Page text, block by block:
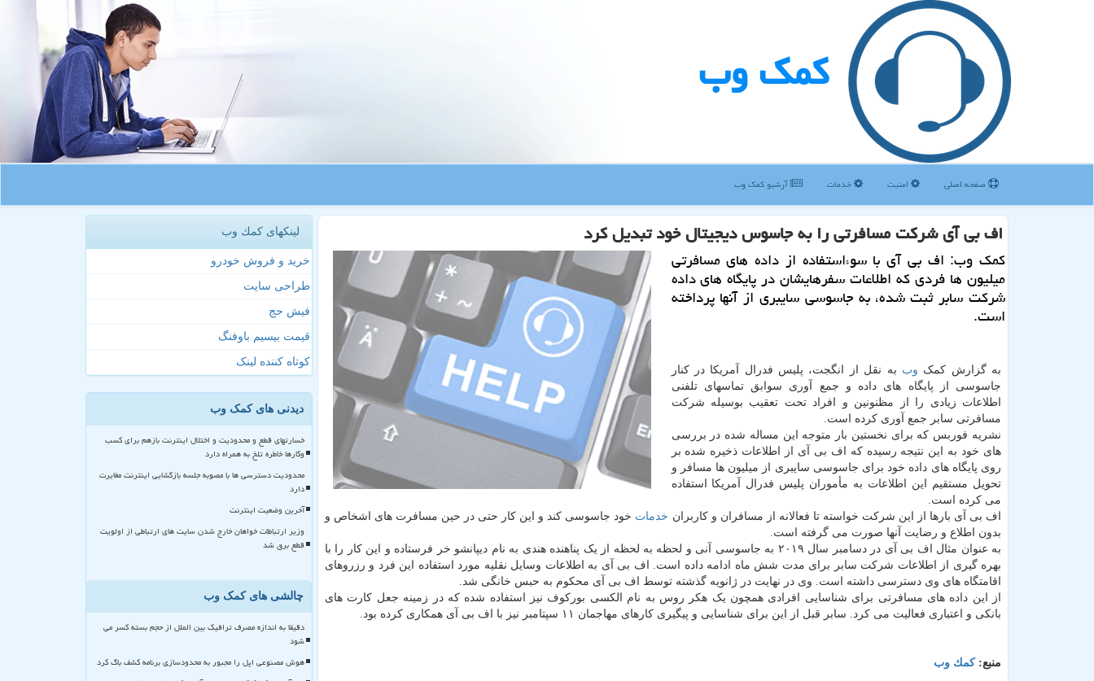
كمك وب
صفحه اصلی امنیت خدمات آرشیو كمك وب
اف بی آی شركت مسافرتی را به جاسوس دیجیتال خود تبدیل كرد
كمك وب: اف بی آی با سوءاستفاده از داده های مسافرتی
میلیون ها فردی كه اطلاعات سفرهایشان در پایگاه های داده
شركت سابر ثبت شده، به جاسوسی سایبری از آنها پرداخته
است.
به گزارش کمک وب به نقل از انگجت، پلیس فدرال آمریکا در کنار
جاسوسی از پایگاه های داده و جمع آوری سوابق تماسهای تلفنی
اطلاعات زیادی را از مظنونین و افراد تحت تعقیب بوسیله شرکت
مسافرتی سابر جمع آوری کرده است.
نشریه فوربس که برای نخستین بار متوجه این مساله شده در بررسی
های خود به این نتیجه رسیده که اف بی آی از اطلاعات ذخیره شده بر
روی پایگاه های داده خود برای جاسوسی سایبری از میلیون ها مسافر و
تحویل مستقیم این اطلاعات به مأموران پلیس فدرال آمریکا استفاده
می کرده است.
اف بی آی بارها از این شرکت خواسته تا فعالانه از مسافران و کاربران خدمات خود جاسوسی کند و این کار حتی در حین مسافرت های اشخاص و
بدون اطلاع و رضایت آنها صورت می گرفته است.
به عنوان مثال اف بی آی در دسامبر سال ۲۰۱۹ به جاسوسی آنی و لحظه به لحظه از یک پناهنده هندی به نام دیپانشو خر فرستاده و این کار را با
بهره گیری از اطلاعات شرکت سابر برای مدت شش ماه ادامه داده است. اف بی آی به اطلاعات وسایل نقلیه مورد استفاده این فرد و رزروهای
اقامتگاه های وی دسترسی داشته است. وی در نهایت در ژانویه گذشته توسط اف بی آی محکوم به حبس خانگی شد.
از این داده های مسافرتی برای شناسایی افرادی همچون یک هکر روس به نام الکسی بورکوف نیز استفاده شده که در زمینه جعل کارت های
بانکی و اعتباری فعالیت می کرد. سابر قبل از این برای شناسایی و پیگیری کارهای مهاجمان ۱۱ سپتامبر نیز با اف بی آی همکاری کرده بود.
منبع:كمك وب
لینکهای كمك وب
خرید و فروش خودرو
طراحی سایت
فیش حج
قیمت بیسیم باوفنگ
کوتاه کننده لینک
دیدنی های کمک وب
خسارتهای قطع و محدودیت و اختلال اینترنت بازهم برای کسب
وکارها خاطره تلخ به همراه دارد
محدودیت دسترسی ها با مصوبه جلسه بازگشایی اینترنت مغایرت
دارد
آخرین وضعیت اینترنت
وزیر ارتباطات خواهان خارج شدن سایت های ارتباطی از اولویت
قطع برق شد
چالشی های کمک وب
دقیقا به اندازه مصرف ترافیک بین الملل از حجم بسته کسر می
شود
هوش مصنوعی اپل را مجبور به محدودسازی برنامه کشف باگ کرد